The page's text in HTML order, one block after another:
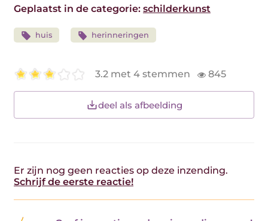
Geplaatst in de categorie: schilderkunst
huis herinneringen
3.2 met 4 stemmen 845
deel als afbeelding
Er zijn nog geen reacties op deze inzending.
Schrijf de eerste reactie!